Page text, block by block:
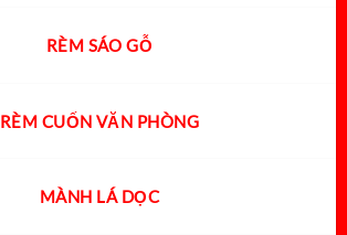
RÈM SÁO GỖ
RÈM CUỐN VĂN PHÒNG
MÀNH LÁ DỌC